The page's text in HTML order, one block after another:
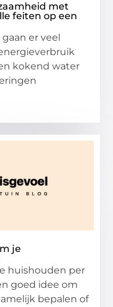
met
feiten op een
er veel
kokend water
je
huishouden per
goed idee om
bepalen of